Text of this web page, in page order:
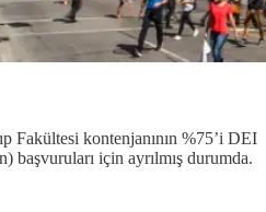
Fakültesi kontenjanının %75’i DEI
başvuruları için ayrılmış durumda.